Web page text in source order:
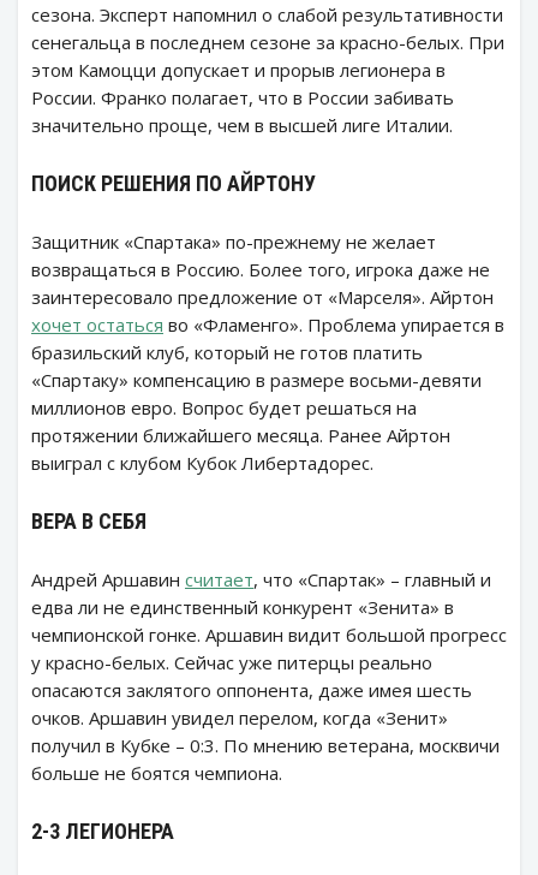
сезона. Эксперт напомнил о слабой результативности
сенегальца в последнем сезоне за красно-белых. При
этом Камоцци допускает и прорыв легионера в
России. Франко полагает, что в России забивать
значительно проще, чем в высшей лиге Италии.
ПОИСК РЕШЕНИЯ ПО АЙРТОНУ
Защитник «Спартака» по-прежнему не желает
возвращаться в Россию. Более того, игрока даже не
заинтересовало предложение от «Марселя». Айртон
хочет остаться во «Фламенго». Проблема упирается в
бразильский клуб, который не готов платить
«Спартаку» компенсацию в размере восьми-девяти
миллионов евро. Вопрос будет решаться на
протяжении ближайшего месяца. Ранее Айртон
выиграл с клубом Кубок Либертадорес.
ВЕРА В СЕБЯ
Андрей Аршавин считает, что «Спартак» – главный и
едва ли не единственный конкурент «Зенита» в
чемпионской гонке. Аршавин видит большой прогресс
у красно-белых. Сейчас уже питерцы реально
опасаются заклятого оппонента, даже имея шесть
очков. Аршавин увидел перелом, когда «Зенит»
получил в Кубке – 0:3. По мнению ветерана, москвичи
больше не боятся чемпиона.
2-3 ЛЕГИОНЕРА